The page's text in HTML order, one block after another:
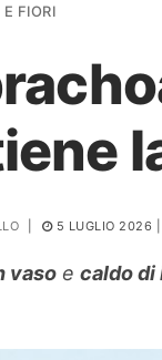
NOVITÀ
AMBIENTI
FIORI
5 LUGLIO 2026
vaso e caldo di